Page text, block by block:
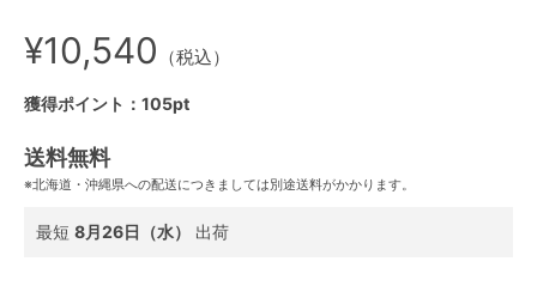
¥10,540 （税込）
獲得ポイント：105pt
送料無料
※北海道・沖縄県への配送につきましては別途送料がかかります。
最短 8月26日（水） 出荷